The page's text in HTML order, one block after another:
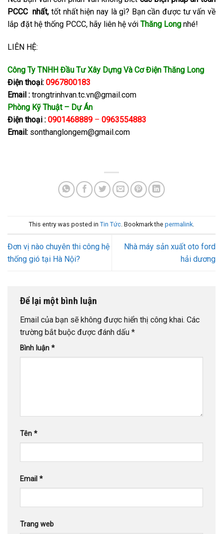
PCCC nhất, tốt nhất hiện nay là gì? Bạn cần được tư vấn về
lắp đặt hệ thống PCCC, hãy liên hệ với Thăng Long nhé!
LIÊN HỆ:
Công Ty TNHH Đầu Tư Xây Dựng Và Cơ Điện Thăng Long
Điện thoại: 0967800183
Email : trongtrinhvan.tc.vn@gmail.com
Phòng Kỹ Thuật – Dự Án
Điện thoại : 0901468889 – 0963554883
Email: sonthanglongem@gmail.com
This entry was posted in Tin Tức. Bookmark the permalink.
Đơn vị nào chuyên thi công hệ
thống gió tại Hà Nội?
Nhà máy sản xuất oto ford
hải dương
Để lại một bình luận
Email của bạn sẽ không được hiển thị công khai. Các
trường bắt buộc được đánh dấu *
Bình luận *
Tên *
Email *
Trang web